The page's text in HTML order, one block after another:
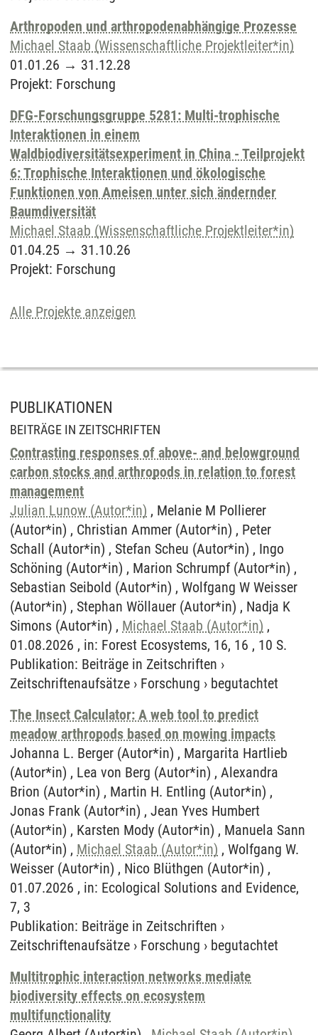
Arthropoden und arthropodenabhängige Prozesse
Michael Staab (Wissenschaftliche Projektleiter*in)
01.01.26 → 31.12.28
Projekt: Forschung
DFG-Forschungsgruppe 5281: Multi-trophische
Interaktionen in einem
Waldbiodiversitätsexperiment in China - Teilprojekt
6: Trophische Interaktionen und ökologische
Funktionen von Ameisen unter sich ändernder
Baumdiversität
Michael Staab (Wissenschaftliche Projektleiter*in)
01.04.25 → 31.10.26
Projekt: Forschung
Alle Projekte anzeigen
PUBLIKATIONEN
BEITRÄGE IN ZEITSCHRIFTEN
Contrasting responses of above- and belowground
carbon stocks and arthropods in relation to forest
management
Julian Lunow (Autor*in) , Melanie M Pollierer
(Autor*in) , Christian Ammer (Autor*in) , Peter
Schall (Autor*in) , Stefan Scheu (Autor*in) , Ingo
Schöning (Autor*in) , Marion Schrumpf (Autor*in) ,
Sebastian Seibold (Autor*in) , Wolfgang W Weisser
(Autor*in) , Stephan Wöllauer (Autor*in) , Nadja K
Simons (Autor*in) , Michael Staab (Autor*in) ,
01.08.2026 , in: Forest Ecosystems, 16, 16 , 10 S.
Publikation: Beiträge in Zeitschriften ›
Zeitschriftenaufsätze › Forschung › begutachtet
The Insect Calculator: A web tool to predict
meadow arthropods based on mowing impacts
Johanna L. Berger (Autor*in) , Margarita Hartlieb
(Autor*in) , Lea von Berg (Autor*in) , Alexandra
Brion (Autor*in) , Martin H. Entling (Autor*in) ,
Jonas Frank (Autor*in) , Jean Yves Humbert
(Autor*in) , Karsten Mody (Autor*in) , Manuela Sann
(Autor*in) , Michael Staab (Autor*in) , Wolfgang W.
Weisser (Autor*in) , Nico Blüthgen (Autor*in) ,
01.07.2026 , in: Ecological Solutions and Evidence,
7, 3
Publikation: Beiträge in Zeitschriften ›
Zeitschriftenaufsätze › Forschung › begutachtet
Multitrophic interaction networks mediate
biodiversity effects on ecosystem
multifunctionality